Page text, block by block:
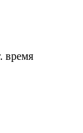
время